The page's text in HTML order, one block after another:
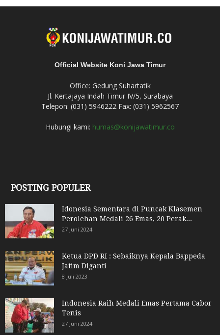
Official Website Koni Jawa Timur
Office: Gedung Suhartatik
Jl. Kertajaya Indah Timur IV/5, Surabaya
Telepon: (031) 5946222 Fax: (031) 5962567
Hubungi kami: humas@konijawatimur.co
POSTING POPULER
Idonesia Sementara di Puncak Klasemen
Perolehan Medali 26 Emas, 20 Perak...
27 Juni 2024
Ketua DPD RI : Sebaiknya Kepala Bappeda
Jatim Diganti
8 Juli 2023
Indonesia Raih Medali Emas Pertama Cabor
Tenis
27 Juni 2024